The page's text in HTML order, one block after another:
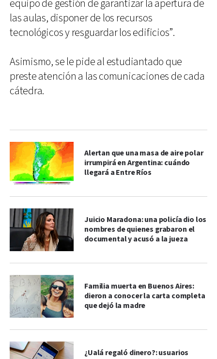
equipo de gestión de garantizar la apertura de
las aulas, disponer de los recursos
tecnológicos y resguardar los edificios”.
Asimismo, se le pide al estudiantado que
preste atención a las comunicaciones de cada
cátedra.
Alertan que una masa de aire polar
irrumpirá en Argentina: cuándo
llegará a Entre Ríos
Juicio Maradona: una policía dio los
nombres de quienes grabaron el
documental y acusó a la jueza
Familia muerta en Buenos Aires:
dieron a conocer la carta completa
que dejó la madre
¿Ualá regaló dinero?: usuarios